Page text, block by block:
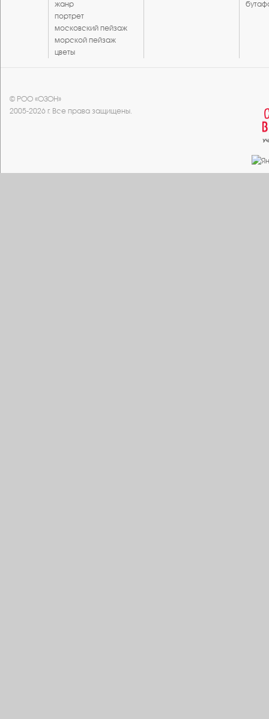
жанр
портрет
московский пейзаж
морской пейзаж
цветы
© РОО «ОЗОН»
2005-2026 г. Все права защищены.